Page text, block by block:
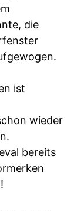
die
ist
wieder
bereits